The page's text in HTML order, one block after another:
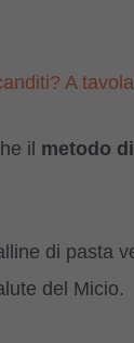
A
il metodo
di pasta
del Micio.